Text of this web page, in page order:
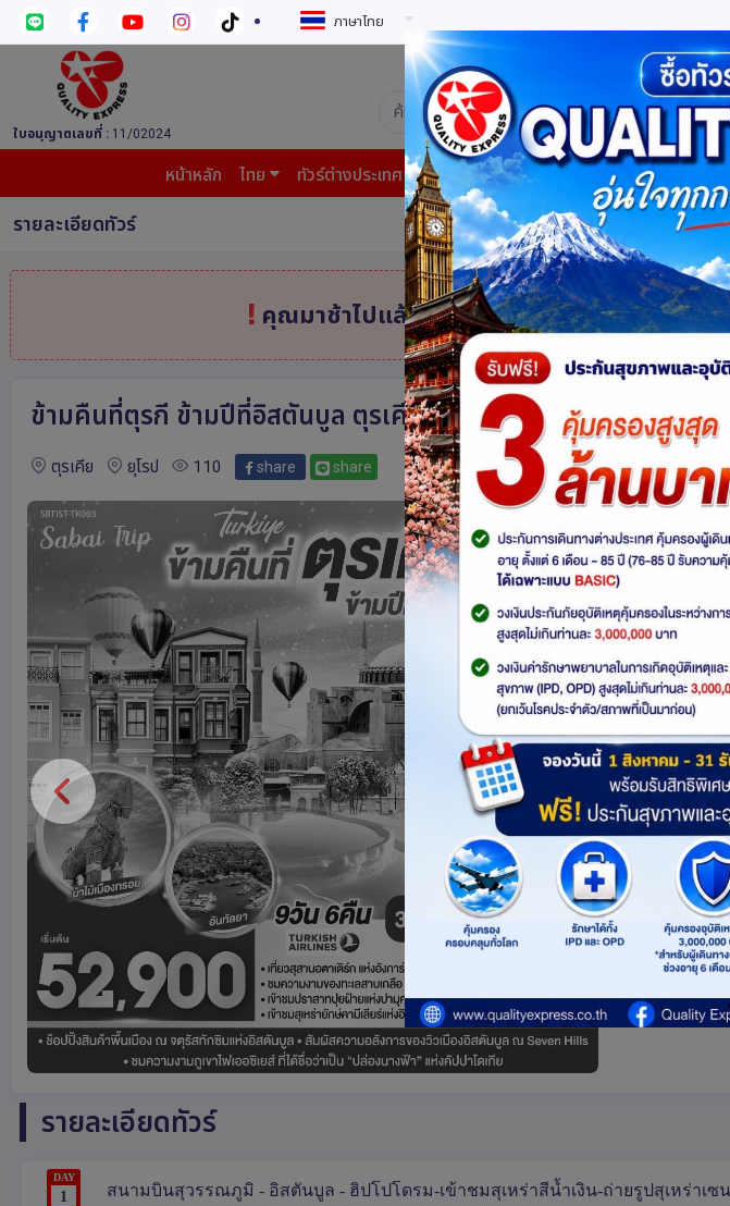
ภาษาไทย
ใบอนุญาตเลขที่ : 11/02024
บริษัท ควอลิตี้ เอ็กซ์เพรส จำกัด ผู้เชี่ยวชาญด้านการท่
หน้าหลัก ไทย ทัวร์ต่างประเทศ บินต้นทาง แพ็กเกจทัวร์ บัตรเข้าชม
รายละเอียดทัวร์
คุณมาช้าไปแล้ว สินค้าหมดแล้วค่ะแต่ไม่ต้องห่ว
ข้ามคืนที่ตุรกี ข้ามปีที่อิสตันบูล ตุรเคีย 9 วัน 7 คืน โดยสายการบิน
ตุรเคีย ยุโรป 110 share share
เริ่มต้น
รถ
Product
เส้นทาง
อิสตันบูล
หลากสีสันคัล
เฮียราโพลิส
เกีย
ตาเติร์ก - โ
จัตุรัสทักซิม
รายละเอียดทัวร์
DAY
1 สนามบินสุวรรณภูมิ - อิสตันบูล - ฮิปโปโดรม-เข้าชมสุเหร่าสีน้ำเงิน-ถ่ายรูปสุเหร่าเซ